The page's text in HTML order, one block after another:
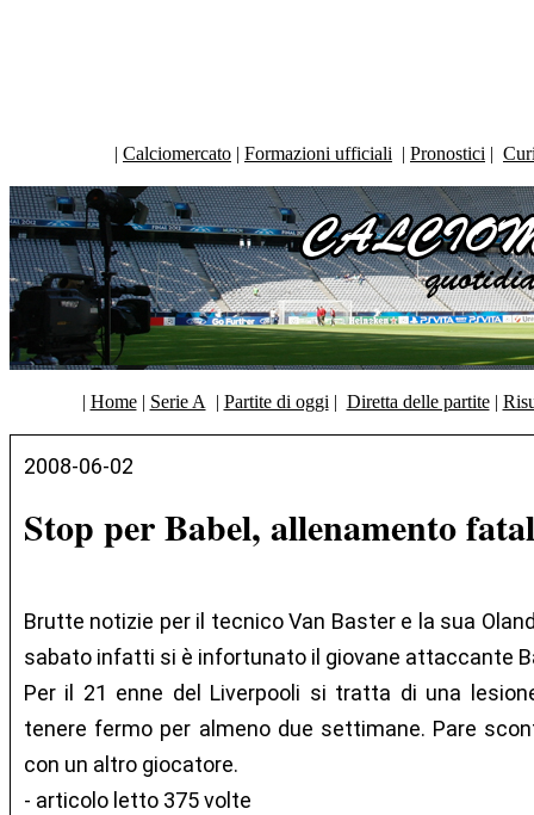
| Calciomercato | Formazioni ufficiali | Pronostici |
| Home| Serie A | Partite di oggi | Diretta delle partite|
2008-06-02
Stop per Babel, allenamento
Brutte notizie per il tecnico Van Baster e la sua
sabato infatti si è infortunato il giovane attaccante
Per il 21 enne del Liverpooli si tratta di una
tenere fermo per almeno due settimane. Pare
con un altro giocatore.
- articolo letto 375 volte